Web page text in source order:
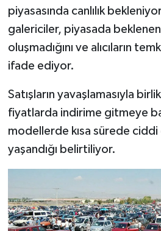
piyasasında canlılık
galericiler, piyasada
oluşmadığını ve alıcıların
ifade ediyor.
Satışların yavaşlamasıyla
fiyatlarda indirime gitmeye
modellerde kısa sürede ciddi
yaşandığı belirtiliyor.